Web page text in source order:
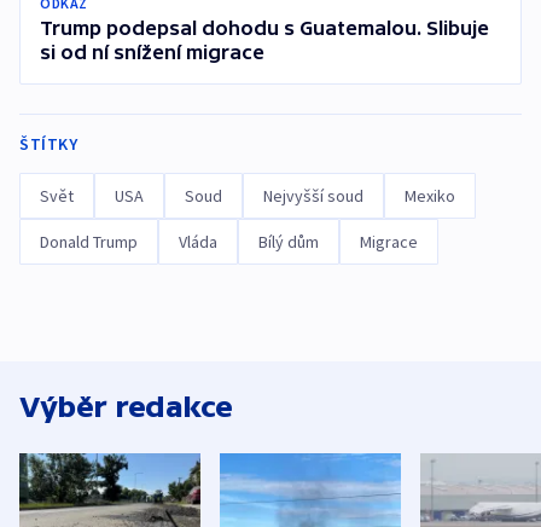
Trump podepsal dohodu s Guatemalou. Slibuje
si od ní snížení migrace
ŠTÍTKY
Svět USA Soud Nejvyšší soud Mexiko
Donald Trump Vláda Bílý dům Migrace
Výběr redakce